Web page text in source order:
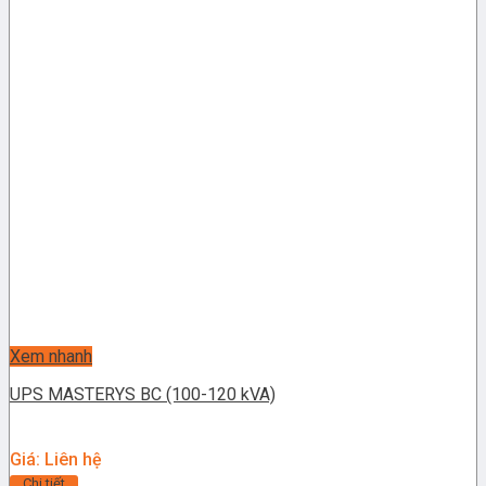
Xem nhanh
UPS MASTERYS BC (100-120 kVA)
Giá: Liên hệ